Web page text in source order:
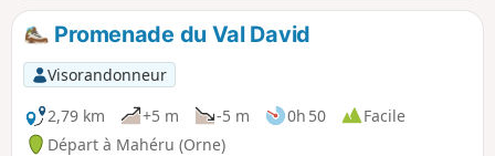
Promenade du Val David
Visorandonneur
2,79 km
+5 m -5 m 0h 50
Facile
Départ à Mahéru (Orne)